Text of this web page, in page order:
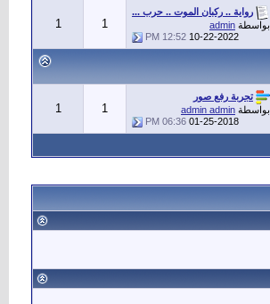
رواية .. ركبان الموت .. حرب ...
بواسطة admin
10-22-2022
12:52 PM
1
1
تجربة رفع صور
بواسطة admin admin
01-25-2018
06:36 PM
1
1